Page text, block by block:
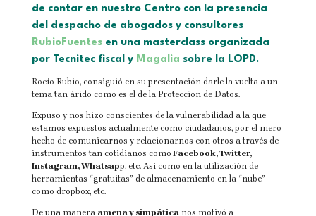
de contar en nuestro Centro con la presencia
del despacho de abogados y consultores
RubioFuentesen una masterclass organizada
por Tecnitec fiscal y Magalia sobre la LOPD.
Rocío Rubio, consiguió en su presentación darle la vuelta a un
tema tan árido como es el de la Protección de Datos.
Expuso y nos hizo conscientes de la vulnerabilidad a la que
estamos expuestos actualmente como ciudadanos, por el mero
hecho de comunicarnos y relacionarnos con otros a través de
instrumentos tan cotidianos como Facebook, Twitter,
Instagram, Whatsapp, etc. Así como en la utilización de
herramientas “gratuitas” de almacenamiento en la “nube”
como dropbox, etc.
De una manera amena y simpáticanos motivó a